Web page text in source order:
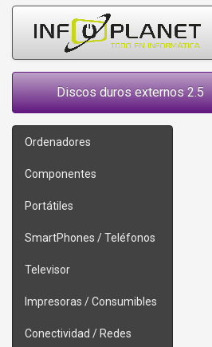
Discos duros externos 2.5
Ordenadores
Componentes
Portátiles
SmartPhones / Teléfonos
Televisor
Impresoras / Consumibles
Conectividad / Redes